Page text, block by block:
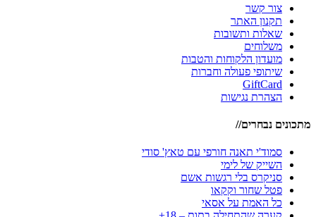
צור קשר
תקנון האתר
שאלות ותשובות
משלוחים
מועדון הלקוחות והטבות
שיתופי פעולה וחברות
GiftCard
הצהרת נגישות
מתכונים נבחרים//
סמוד'י תאנה חורפי עם טאץ' סודי
השייק של לימי
סניקרס בלי רגשות אשם
פטל שחור וקקאו
כל האמת על אסאי